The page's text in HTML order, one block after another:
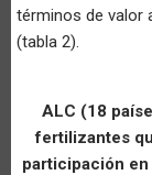
términos de valor
(tabla 2).
ALC (18
fertilizantes
participación